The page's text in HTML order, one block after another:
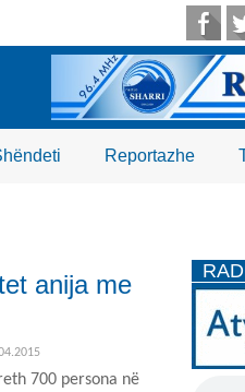
Reportazhe
anija me
700 persona në